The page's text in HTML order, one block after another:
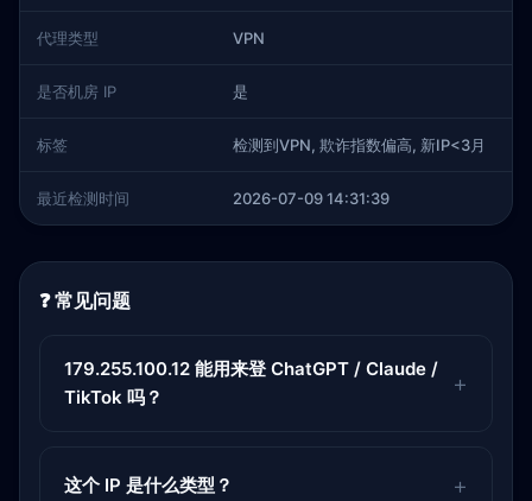
代理类型 VPN
是否机房 IP 是
标签 检测到VPN, 欺诈指数偏高, 新IP<3月
最近检测时间 2026-07-09 14:31:39
❓ 常见问题
179.255.100.12 能用来登 ChatGPT / Claude /
TikTok 吗？
这个 IP 是什么类型？